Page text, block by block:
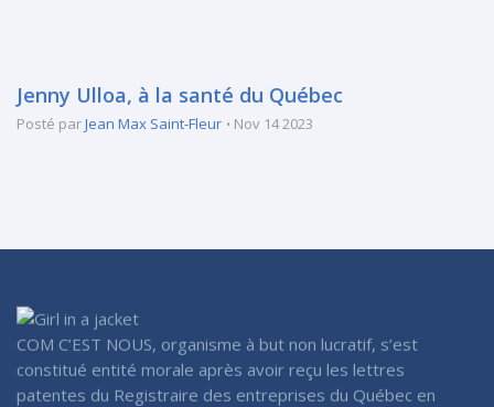
Jenny Ulloa, à la santé du Québec
Posté parJean Max Saint-Fleur Nov 14 2023
COM C’EST NOUS, organisme à but non lucratif, s’est
constitué entité morale après avoir reçu les lettres
patentes du Registraire des entreprises du Québec en